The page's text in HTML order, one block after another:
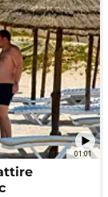
01:01